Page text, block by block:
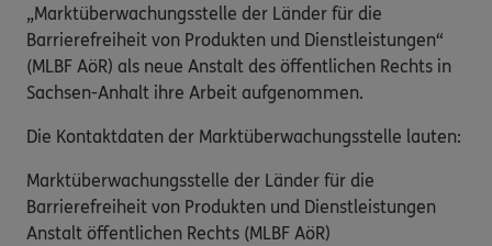
„Marktüberwachungsstelle der Länder für die
Barrierefreiheit von Produkten und Dienstleistungen“
(MLBF AöR) als neue Anstalt des öffentlichen Rechts in
Sachsen-Anhalt ihre Arbeit aufgenommen.
Die Kontaktdaten der Marktüberwachungsstelle lauten:
Marktüberwachungsstelle der Länder für die
Barrierefreiheit von Produkten und Dienstleistungen
Anstalt öffentlichen Rechts (MLBF AöR)